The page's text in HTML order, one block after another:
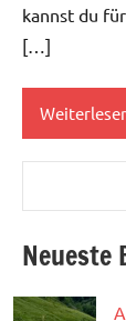
kannst du
[…]
Neueste